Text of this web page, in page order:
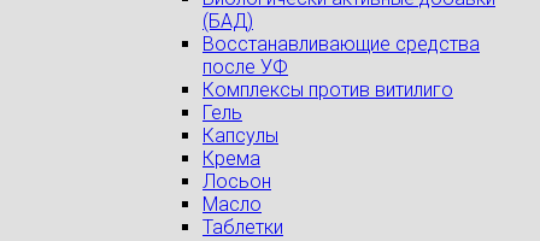
(БАД)
Восстанавливающие средства
после УФ
Комплексы против витилиго
Гель
Капсулы
Крема
Лосьон
Масло
Таблетки